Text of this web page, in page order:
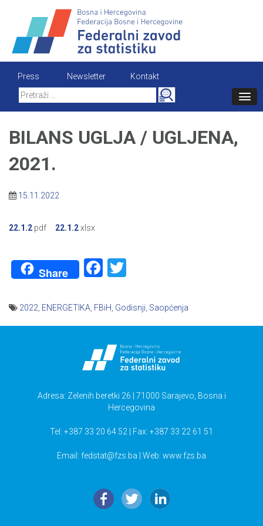
content
Press Newsletter
Kontakt
Search
for:
BILANS UGLJA / UGLJENA,
2021.
15.11.2022
22.1.2 pdf 22.1.2xlsx
Share Facebook
2022 ENERGETIKA FBiH Godisnji Saopćenja
Adresa: Zelenih beretki 26 | 71000 Sarajevo, Bosna i
Hercegovina
Tel: +387 33 20 64 52 | Fax: +387 33 22 61 51
Email: fedstat@fzs.ba | Web: www.fzs.ba